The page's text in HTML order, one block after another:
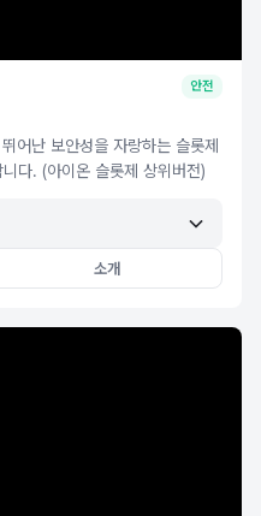
안전
어난 보안성을 자랑하는 슬롯제
다. (아이온 슬롯제 상위버전)
소개